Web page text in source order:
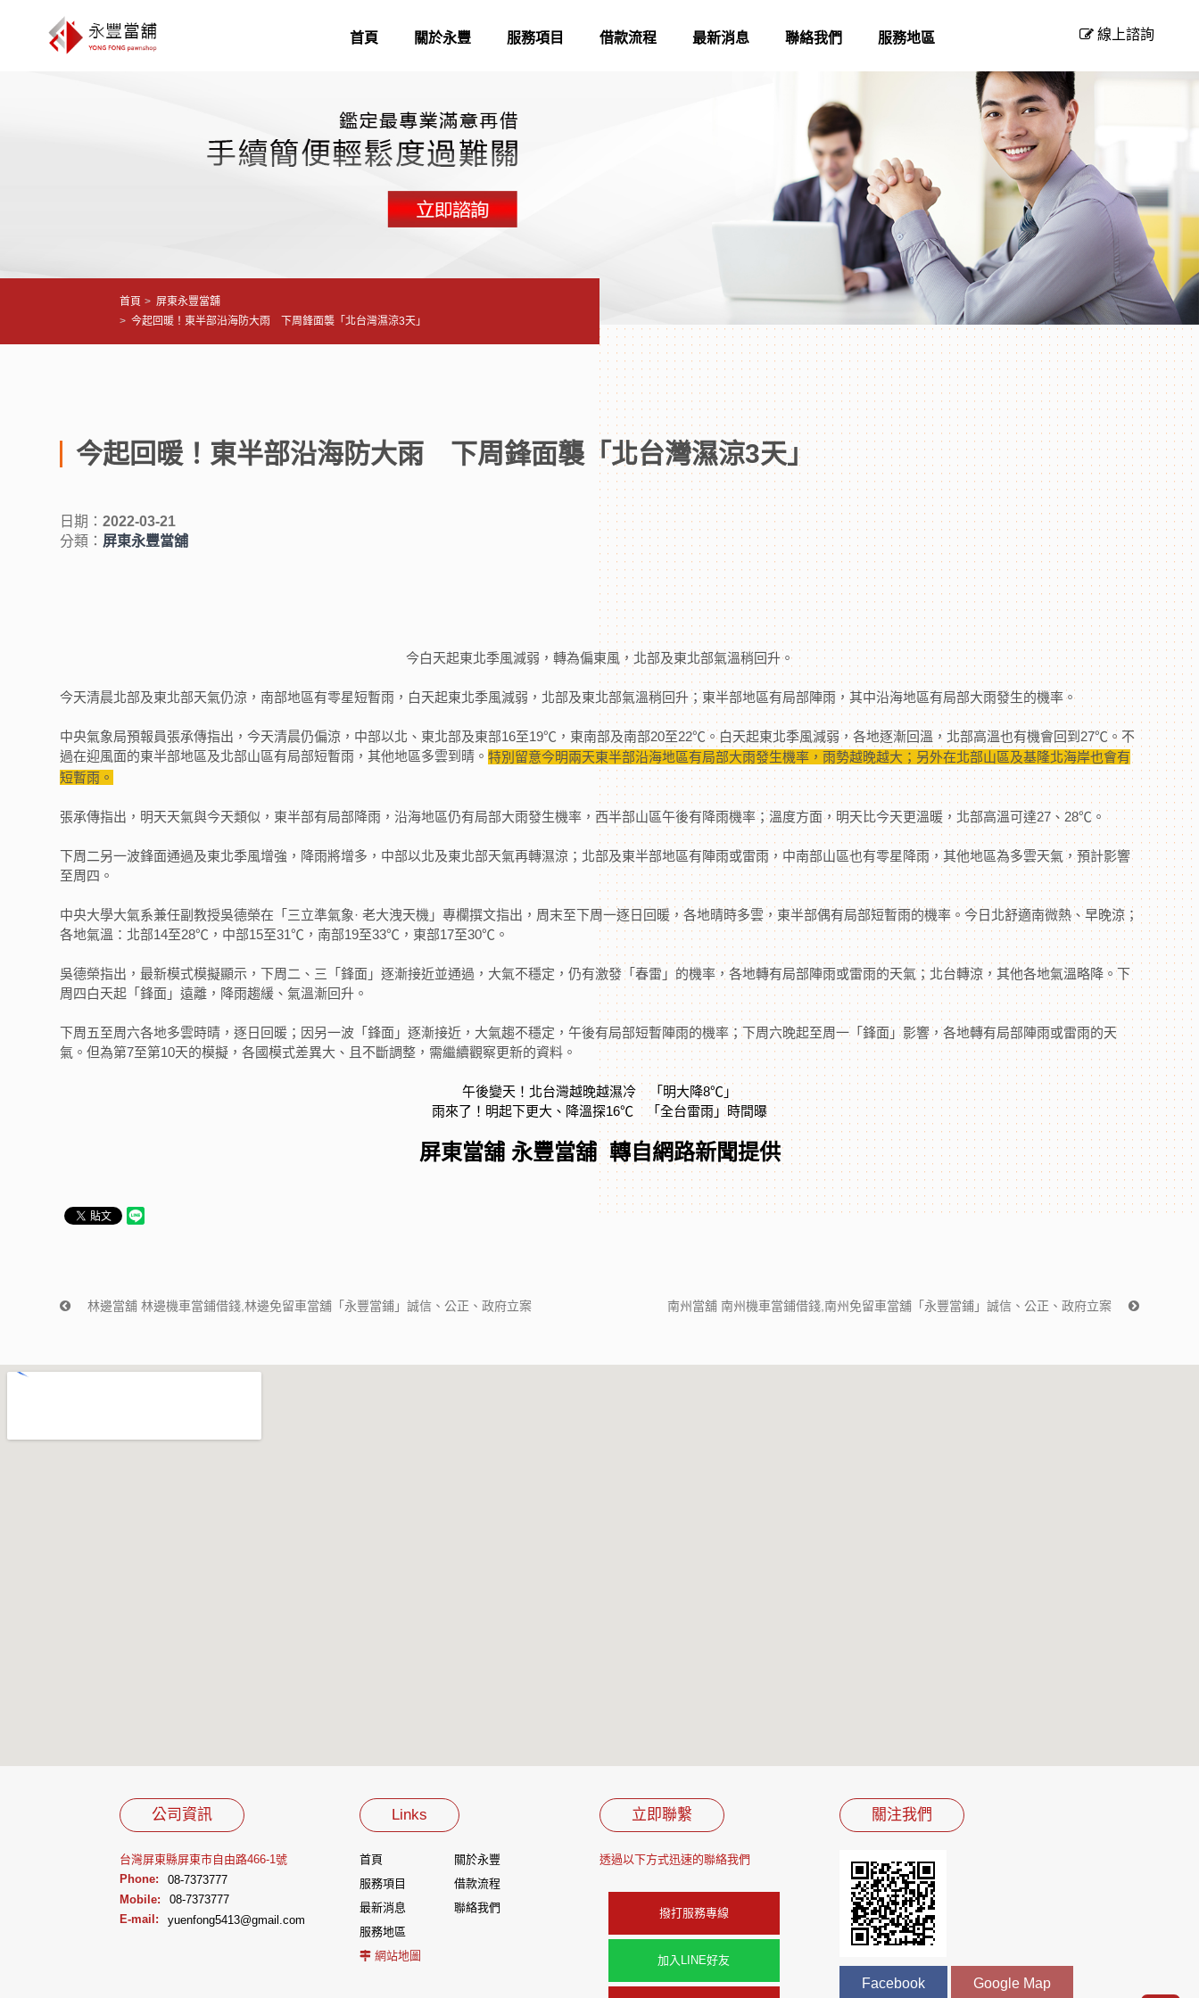
首頁 關於永豐 服務項目 借款流程 最新消息 聯絡我們 服務地區 線上諮詢
首頁
屏東永豐當舖
今起回暖！東半部沿海防大雨 下周鋒面襲「北台灣濕涼3天」
今起回暖！東半部沿海防大雨 下周鋒面襲「北台灣濕涼3天」
日期：2022-03-21
分類： 屏東永豐當舖
今白天起東北季風減弱，轉為偏東風，北部及東北部氣溫稍回升。
今天清晨北部及東北部天氣仍涼，南部地區有零星短暫雨，白天起東北季風減弱，北部及東北部氣溫稍回升；東半部地區有局部陣雨，其中沿海地區有局部大雨發生的機率。
中央氣象局預報員張承傳指出，今天清晨仍偏涼，中部以北、東北部及東部16至19℃，東南部及南部20至22℃。白天起東北季風減弱，各地逐漸回溫，北部高溫也有機會回到27℃。不
過在迎風面的東半部地區及北部山區有局部短暫雨，其他地區多雲到晴。特別留意今明兩天東半部沿海地區有局部大雨發生機率，雨勢越晚越大；另外在北部山區及基隆北海岸也會有
短暫雨。
張承傳指出，明天天氣與今天類似，東半部有局部降雨，沿海地區仍有局部大雨發生機率，西半部山區午後有降雨機率；溫度方面，明天比今天更溫暖，北部高溫可達27、28℃。
下周二另一波鋒面通過及東北季風增強，降雨將增多，中部以北及東北部天氣再轉濕涼；北部及東半部地區有陣雨或雷雨，中南部山區也有零星降雨，其他地區為多雲天氣，預計影響
至周四。
中央大學大氣系兼任副教授吳德榮在「三立準氣象· 老大洩天機」專欄撰文指出，周末至下周一逐日回暖，各地晴時多雲，東半部偶有局部短暫雨的機率。今日北舒適南微熱、早晚涼；
各地氣溫：北部14至28℃，中部15至31℃，南部19至33℃，東部17至30℃。
吳德榮指出，最新模式模擬顯示，下周二、三「鋒面」逐漸接近並通過，大氣不穩定，仍有激發「春雷」的機率，各地轉有局部陣雨或雷雨的天氣；北台轉涼，其他各地氣溫略降。下
周四白天起「鋒面」遠離，降雨趨緩、氣溫漸回升。
下周五至周六各地多雲時晴，逐日回暖；因另一波「鋒面」逐漸接近，大氣趨不穩定，午後有局部短暫陣雨的機率；下周六晚起至周一「鋒面」影響，各地轉有局部陣雨或雷雨的天
氣。但為第7至第10天的模擬，各國模式差異大、且不斷調整，需繼續觀察更新的資料。
午後變天！北台灣越晚越濕冷 「明大降8℃」
雨來了！明起下更大、降溫探16℃ 「全台雷雨」時間曝
屏東當舖 永豐當舖 轉自網路新聞提供
林邊當舖 林邊機車當鋪借錢,林邊免留車當舖「永豐當鋪」誠信、公正、政府立案 南州當舖 南州機車當鋪借錢,南州免留車當舖「永豐當鋪」誠信、公正、政府立案
公司資訊
台灣屏東縣屏東市自由路466-1號
Phone:
08-7373777
Mobile:
08-7373777
E-mail:
yuenfong5413@gmail.com
Links
首頁
關於永豐
服務項目
借款流程
最新消息
聯絡我們
服務地區
網站地圖
立即聯繫
透過以下方式迅速的聯絡我們
撥打服務專線
加入LINE好友
關注我們
Facebook Google Map